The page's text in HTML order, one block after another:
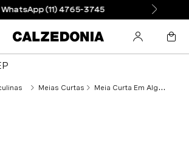
WhatsApp (11) 4765-3745
Meias Curtas Meia Curta Em Algodão Acetinado Masculina - Cinza